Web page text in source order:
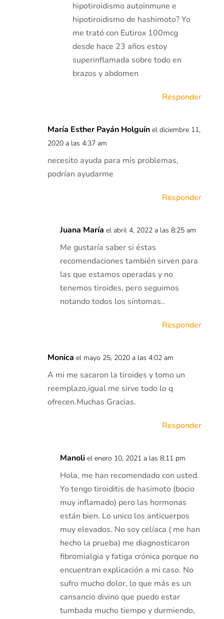
hipotiroidismo autoinmune e
hipotiroidismo de hashimoto? Yo
me trató con Eutirox 100mcg
desde hace 23 años estoy
superinflamada sobre todo en
brazos y abdomen
Responder
María Esther Payán Holguín el diciembre 11,
2020 a las 4:37 am
necesito ayuda para mis problemas,
podrían ayudarme
Responder
Juana María el abril 4, 2022 a las 8:25 am
Me gustaría saber si éstas
recomendaciones también sirven para
las que estamos operadas y no
tenemos tiroides, pero seguimos
notando todos los síntomas..
Responder
Monica el mayo 25, 2020 a las 4:02 am
A mi me sacaron la tiroides y tomo un
reemplazo,igual me sirve todo lo q
ofrecen.Muchas Gracias.
Responder
Manoli el enero 10, 2021 a las 8:11 pm
Hola, me han recomendado con usted.
Yo tengo tiroiditis de hasimoto (bocio
muy inflamado) pero las hormonas
están bien. Lo unico los anticuerpos
muy elevados. No soy celíaca ( me han
hecho la prueba) me diagnosticaron
fibromialgia y fatiga crónica porque no
encuentran explicación a mi caso. No
sufro mucho dolor, lo que más es un
cansancio divino que puedo estar
tumbada mucho tiempo y durmiendo,